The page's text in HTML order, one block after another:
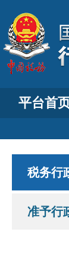
平台首
税务行
准予行